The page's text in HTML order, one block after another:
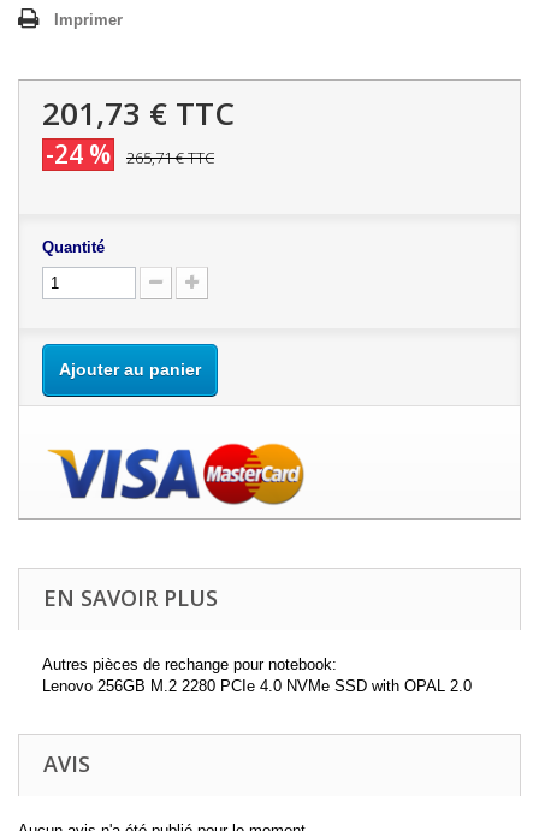
Imprimer
201,73 € TTC
-24 % 265,71 €TTC
Quantité
Ajouter au panier
EN SAVOIR PLUS
Autres pièces de rechange pour notebook:
Lenovo 256GB M.2 2280 PCIe 4.0 NVMe SSD with OPAL 2.0
AVIS